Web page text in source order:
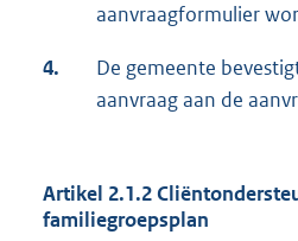
aanvraagformulier
4.
De gemeente
aanvraag aan de
Artikel 2.1.2
familiegroepsplan